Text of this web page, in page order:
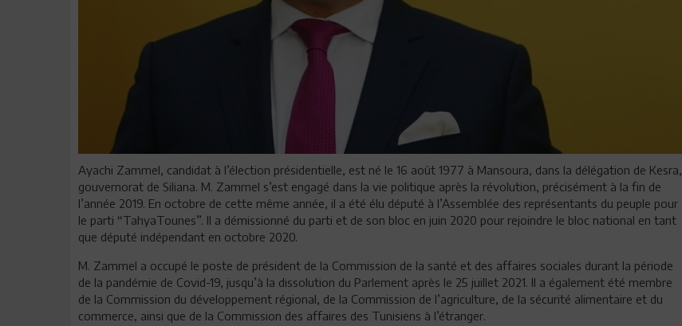
Ayachi Zammel, candidat à l’élection présidentielle, est né le 16 août 1977 à Mansoura, dans la délégation de Kesra,
gouvernorat de Siliana. M. Zammel s’est engagé dans la vie politique après la révolution, précisément à la fin de
l’année 2019. En octobre de cette même année, il a été élu député à l’Assemblée des représentants du peuple pour
le parti “TahyaTounes”. Il a démissionné du parti et de son bloc en juin 2020 pour rejoindre le bloc national en tant
que député indépendant en octobre 2020.
M. Zammel a occupé le poste de président de la Commission de la santé et des affaires sociales durant la période
de la pandémie de Covid-19, jusqu’à la dissolution du Parlement après le 25 juillet 2021. Il a également été membre
de la Commission du développement régional, de la Commission de l’agriculture, de la sécurité alimentaire et du
commerce, ainsi que de la Commission des affaires des Tunisiens à l’étranger.